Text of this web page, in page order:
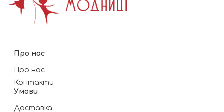
Про нас
Про нас
Контакти
Умови
Доставка